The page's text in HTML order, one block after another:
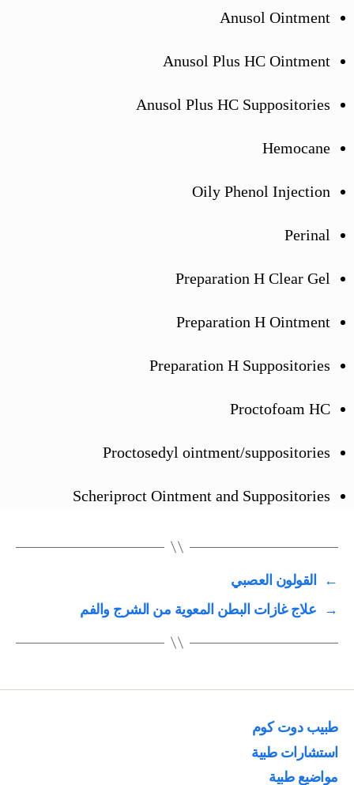
Anusol Ointment
Anusol Plus HC Ointment
Anusol Plus HC Suppositories
Hemocane
Oily Phenol Injection
Perinal
Preparation H Clear Gel
Preparation H Ointment
Preparation H Suppositories
Proctofoam HC
Proctosedyl ointment/suppositories
Scheriproct Ointment and Suppositories
←
القولون العصبي
→
علاج غازات البطن المعوية من الشرج والفم
طبيب دوت كوم
استشارات طبية
مواضيع طبية